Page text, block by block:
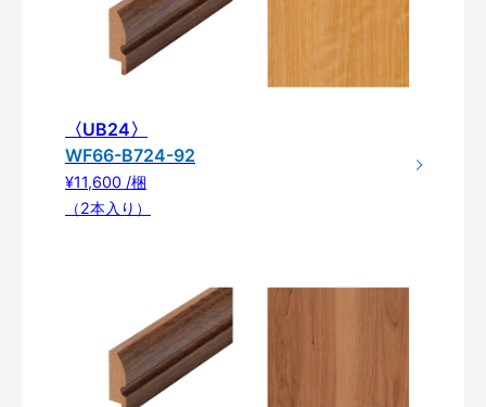
〈UB24〉
WF66-B724-92
¥11,600 /梱
（2本入り）